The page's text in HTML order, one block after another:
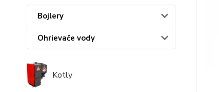
Bojlery
Ohrievače vody
Kotly